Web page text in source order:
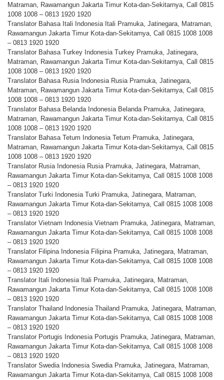
Matraman, Rawamangun Jakarta Timur Kota-dan-Sekitarnya, Call 0815
1008 1008 – 0813 1920 1920
Translator Bahasa Itali Indonesia Itali Pramuka, Jatinegara, Matraman,
Rawamangun Jakarta Timur Kota-dan-Sekitarnya, Call 0815 1008 1008
– 0813 1920 1920
Translator Bahasa Turkey Indonesia Turkey Pramuka, Jatinegara,
Matraman, Rawamangun Jakarta Timur Kota-dan-Sekitarnya, Call 0815
1008 1008 – 0813 1920 1920
Translator Bahasa Rusia Indonesia Rusia Pramuka, Jatinegara,
Matraman, Rawamangun Jakarta Timur Kota-dan-Sekitarnya, Call 0815
1008 1008 – 0813 1920 1920
Translator Bahasa Belanda Indonesia Belanda Pramuka, Jatinegara,
Matraman, Rawamangun Jakarta Timur Kota-dan-Sekitarnya, Call 0815
1008 1008 – 0813 1920 1920
Translator Bahasa Tetum Indonesia Tetum Pramuka, Jatinegara,
Matraman, Rawamangun Jakarta Timur Kota-dan-Sekitarnya, Call 0815
1008 1008 – 0813 1920 1920
Translator Rusia Indonesia Rusia Pramuka, Jatinegara, Matraman,
Rawamangun Jakarta Timur Kota-dan-Sekitarnya, Call 0815 1008 1008
– 0813 1920 1920
Translator Turki Indonesia Turki Pramuka, Jatinegara, Matraman,
Rawamangun Jakarta Timur Kota-dan-Sekitarnya, Call 0815 1008 1008
– 0813 1920 1920
Translator Vietnam Indonesia Vietnam Pramuka, Jatinegara, Matraman,
Rawamangun Jakarta Timur Kota-dan-Sekitarnya, Call 0815 1008 1008
– 0813 1920 1920
Translator Filipina Indonesia Filipina Pramuka, Jatinegara, Matraman,
Rawamangun Jakarta Timur Kota-dan-Sekitarnya, Call 0815 1008 1008
– 0813 1920 1920
Translator Itali Indonesia Itali Pramuka, Jatinegara, Matraman,
Rawamangun Jakarta Timur Kota-dan-Sekitarnya, Call 0815 1008 1008
– 0813 1920 1920
Translator Thailand Indonesia Thailand Pramuka, Jatinegara, Matraman,
Rawamangun Jakarta Timur Kota-dan-Sekitarnya, Call 0815 1008 1008
– 0813 1920 1920
Translator Portugis Indonesia Portugis Pramuka, Jatinegara, Matraman,
Rawamangun Jakarta Timur Kota-dan-Sekitarnya, Call 0815 1008 1008
– 0813 1920 1920
Translator Swedia Indonesia Swedia Pramuka, Jatinegara, Matraman,
Rawamangun Jakarta Timur Kota-dan-Sekitarnya, Call 0815 1008 1008